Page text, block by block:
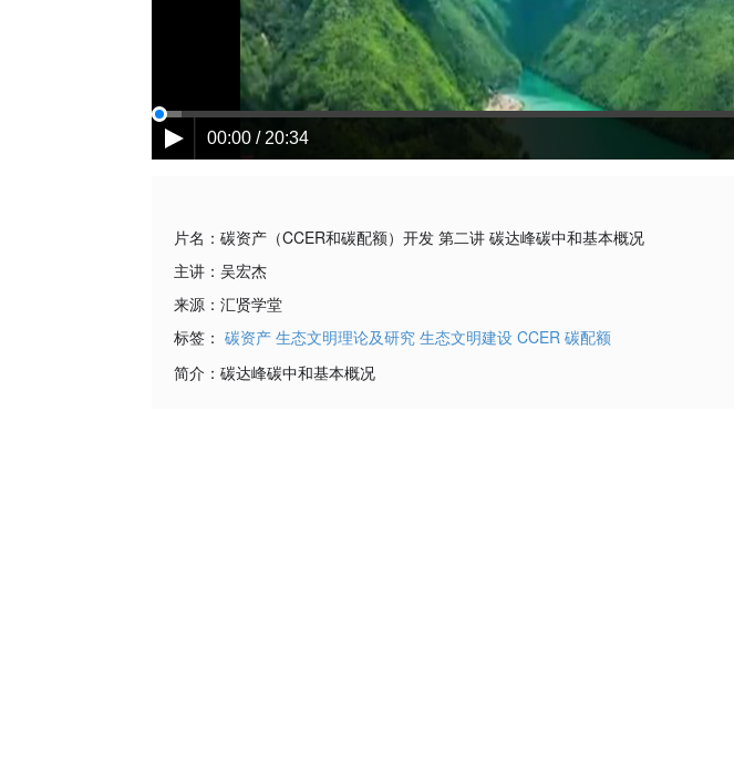
00:00 / 20:34
片名： 碳资产（CCER和碳配额）开发 第二讲 碳达峰碳中和基本概况
主讲： 吴宏杰
来源： 汇贤学堂
标签： 碳资产 生态文明理论及研究 生态文明建设 CCER 碳配额
简介： 碳达峰碳中和基本概况